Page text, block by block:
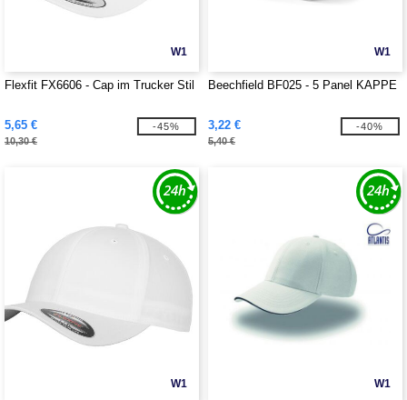
W1
Flexfit FX6606 - Cap im Trucker Stil
5,65 €
10,30 €
-45%
W1
Beechfield BF025 - 5 Panel KAPPE
3,22 €
5,40 €
-40%
W1 W1